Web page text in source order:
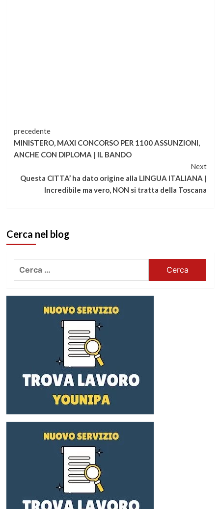
Continua
a
leggere
precedente
MINISTERO, MAXI CONCORSO PER 1100 ASSUNZIONI,
ANCHE CON DIPLOMA | IL BANDO
Next
Questa CITTA’ ha dato origine alla LINGUA ITALIANA |
Incredibile ma vero, NON si tratta della Toscana
Cerca nel blog